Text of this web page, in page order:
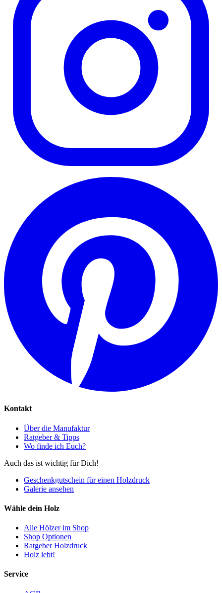
Kontakt
Über die Manufaktur
Ratgeber & Tipps
Wo finde ich Euch?
Auch das ist wichtig für Dich!
Geschenkgutschein für einen Holzdruck
Galerie ansehen
Wähle dein Holz
Alle Hölzer im Shop
Shop Optionen
Ratgeber Holzdruck
Holz lebt!
Service